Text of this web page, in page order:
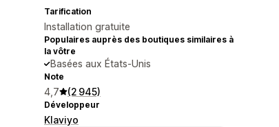
Tarification
Installation gratuite
Populaires auprès des boutiques similaires à
la vôtre
Basées aux États-Unis
Note
4,7 (2 945)
Développeur
Klaviyo